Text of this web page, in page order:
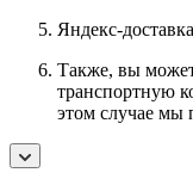
Яндекс-доставка
Также, вы
транспортную
этом случае мы